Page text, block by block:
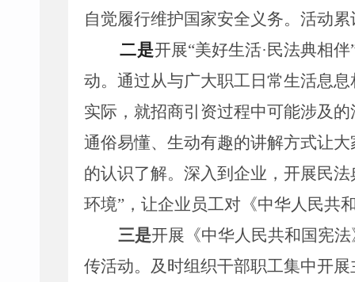
自觉履行维护国家安全义务。活动
二是开展“美好生活· 民法典相伴
动。 通过从与广大职工日常生活息
实际，就招商引资过程中可能涉及
通俗易懂、生动有趣的讲解方式让大
的认识了解。 深入到企业，开展民
环境” ， 让企业员工对《中华人民共
三是开展《中华人民共和国宪法
传活动。 及时组织干部职工集中开